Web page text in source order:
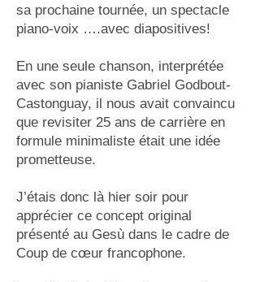
sa prochaine tournée, un spectacle
piano-voix ….avec diapositives!
En une seule chanson, interprétée
avec son pianiste Gabriel Godbout-
Castonguay, il nous avait convaincu
que revisiter 25 ans de carrière en
formule minimaliste était une idée
prometteuse.
J’étais donc là hier soir pour
apprécier ce concept original
présenté au Gesù dans le cadre de
Coup de cœur francophone.